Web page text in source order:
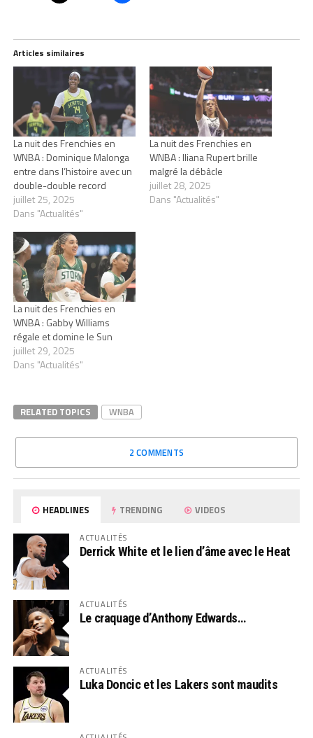
Articles similaires
La nuit des Frenchies en
WNBA : Dominique Malonga
entre dans l’histoire avec un
double-double record
juillet 25, 2025
Dans "Actualités"
La nuit des Frenchies en
WNBA : Iliana Rupert brille
malgré la débâcle
juillet 28, 2025
Dans "Actualités"
La nuit des Frenchies en
WNBA : Gabby Williams
régale et domine le Sun
juillet 29, 2025
Dans "Actualités"
RELATED TOPICS WNBA
2 COMMENTS
HEADLINES TRENDING VIDEOS
ACTUALITÉS
Derrick White et le lien d’âme avec le Heat
ACTUALITÉS
Le craquage d’Anthony Edwards…
ACTUALITÉS
Luka Doncic et les Lakers sont maudits